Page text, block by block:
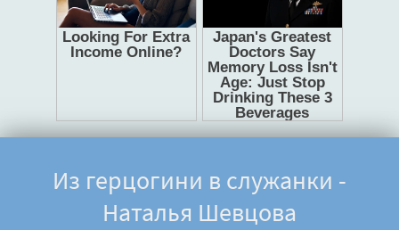
Из герцогини в служанки -
Наталья Шевцова